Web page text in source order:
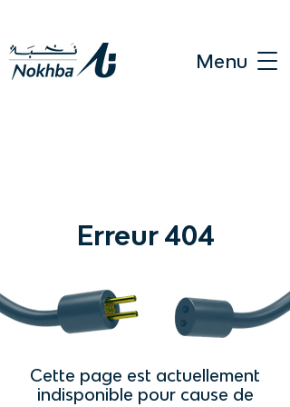
Menu
Erreur 404
Cette page est actuellement
indisponible pour cause de